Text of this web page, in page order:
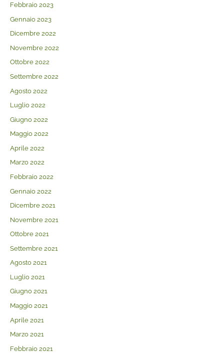
Febbraio 2023
Gennaio 2023
Dicembre 2022
Novembre 2022
Ottobre 2022
Settembre 2022
Agosto 2022
Luglio 2022
Giugno 2022
Maggio 2022
Aprile 2022
Marzo 2022
Febbraio 2022
Gennaio 2022
Dicembre 2021
Novembre 2021
Ottobre 2021
Settembre 2021
Agosto 2021
Luglio 2021
Giugno 2021
Maggio 2021
Aprile 2021
Marzo 2021
Febbraio 2021